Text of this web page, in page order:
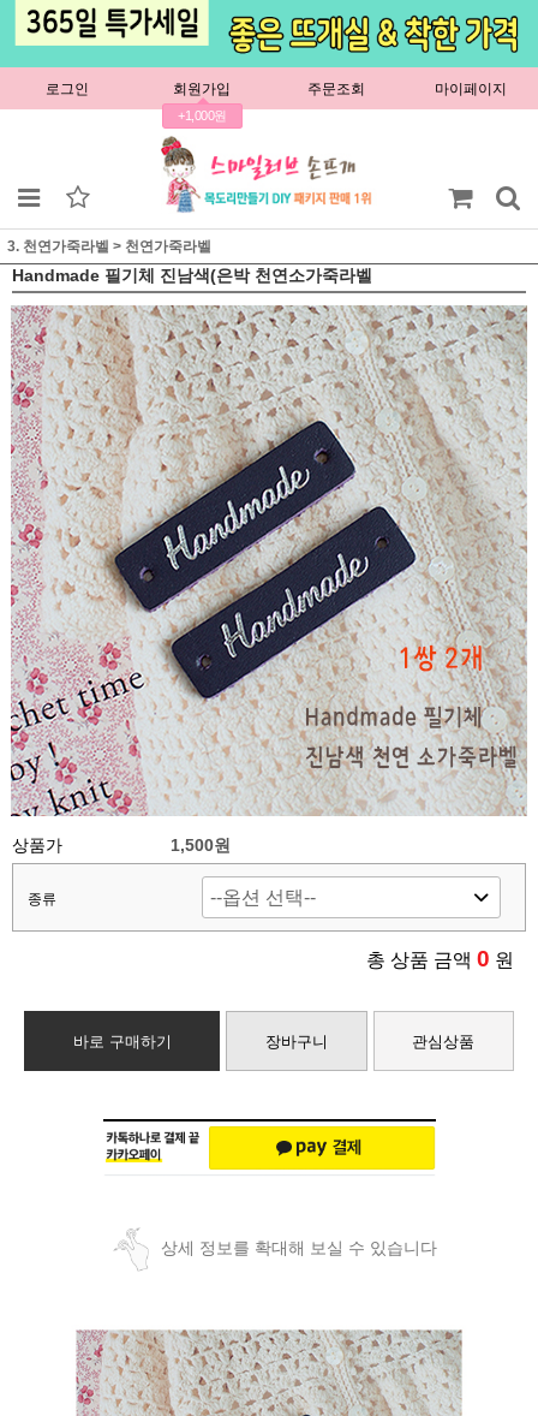
로그인 회원가입
+1,000원
주문조회 마이페이지
3. 천연가죽라벨 > 천연가죽라벨
Handmade 필기체 진남색(은박 천연소가죽라벨
상품가 1,500원
종류
총 상품 금액 0 원
바로 구매하기 장바구니 관심상품
상세 정보를 확대해 보실 수 있습니다